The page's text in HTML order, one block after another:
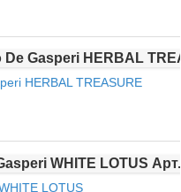
HERBAL TREASURE
LOTUS